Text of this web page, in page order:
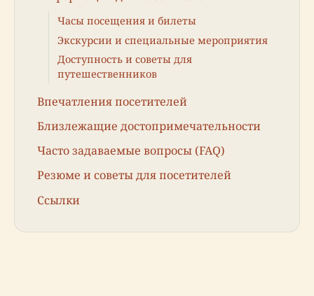
Часы посещения и билеты
Экскурсии и специальные мероприятия
Доступность и советы для
путешественников
Впечатления посетителей
Близлежащие достопримечательности
Часто задаваемые вопросы (FAQ)
Резюме и советы для посетителей
Ссылки